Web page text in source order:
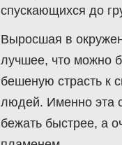
спускающихся до
Выросшая в
лучшее, что можно
бешеную страсть к
людей. Именно эта
бежать быстрее, а